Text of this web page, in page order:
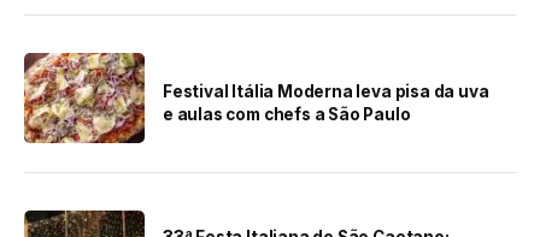
Festival Itália Moderna leva pisa da uva
e aulas com chefs a São Paulo